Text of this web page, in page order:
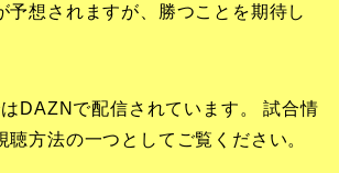
予想されますが、勝つことを期待し
DAZNで配信されています。 試合情
聴方法の一つとしてご覧ください。